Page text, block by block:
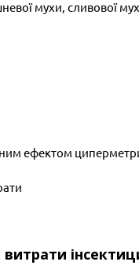
мухи, сливової
ефектом
витрати